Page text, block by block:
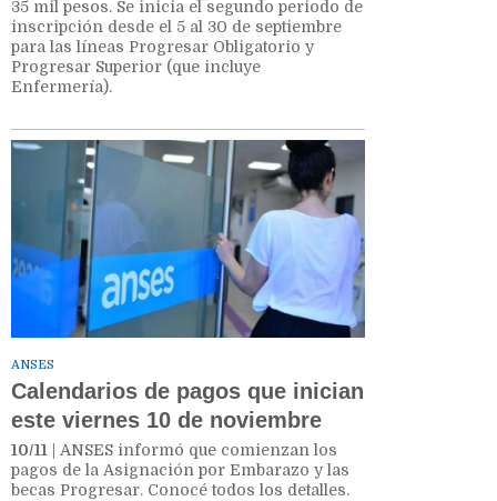
35 mil pesos. Se inicia el segundo periodo de
inscripción desde el 5 al 30 de septiembre
para las líneas Progresar Obligatorio y
Progresar Superior (que incluye
Enfermería).
ANSES
Calendarios de pagos que inician
este viernes 10 de noviembre
10/11 | ANSES informó que comienzan los
pagos de la Asignación por Embarazo y las
becas Progresar. Conocé todos los detalles.